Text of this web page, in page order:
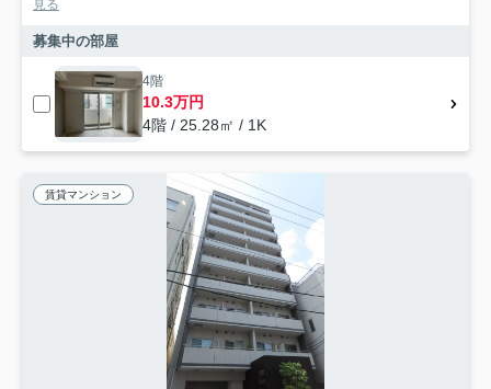
見る
募集中の部屋
4階
10.3万円
4階 / 25.28㎡ / 1K
賃貸マンション